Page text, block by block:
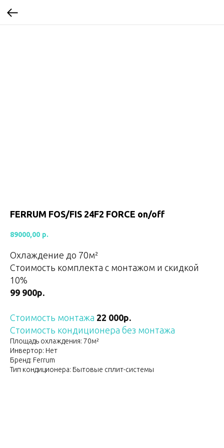
FERRUM FOS/FIS 24F2 FORCE on/off
89000,00 р.
Охлаждение до 70м²
Стоимость комплекта с монтажом и скидкой
10%
99 900р.
Стоимость монтажа 22 000р.
Стоимость кондиционера без монтажа
Площадь охлаждения: 70м²
Инвертор: Нет
Бренд: Ferrum
Тип кондиционера: Бытовые сплит-системы